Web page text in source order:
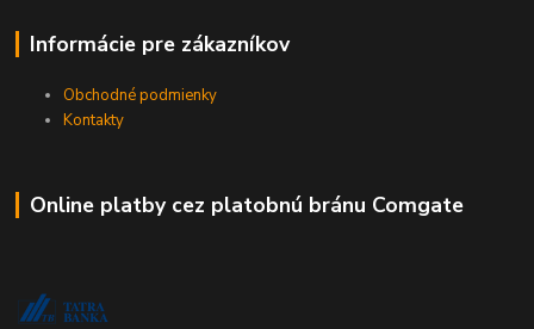
Informácie pre zákazníkov
Obchodné podmienky
Kontakty
Online platby cez platobnú bránu Comgate